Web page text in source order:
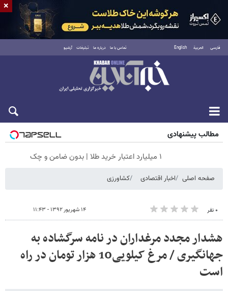
فارسی العربية English تماس با ما درباره ما تبلیغات آرشیو
شنبه ۱۷ مرداد ۱۴۰۵
مطالب پیشنهادی
۱ میلیارد اعتبار خرید طلا | بدون ضامن و چک
صفحه اصلی اخبار اقتصادی کشاورزی
۰ نفر ۱۴ شهریور ۱۳۹۲ - ۱۱:۴۳
هشدار مجدد مرغداران در نامه سرگشاده به
جهانگیری / مرغ کیلویی10 هزار تومان در راه
است
×